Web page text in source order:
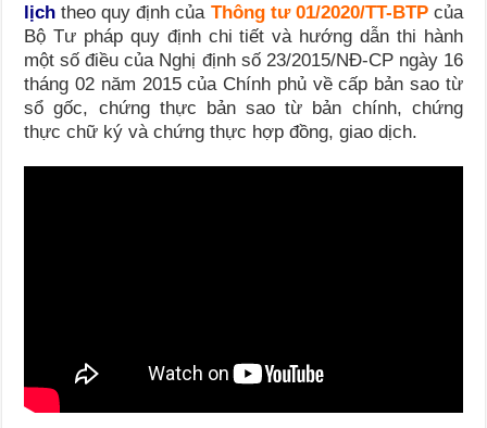
lịch theo quy định của Thông tư 01/2020/TT-BTPcủa
Bộ Tư pháp quy định chi tiết và hướng dẫn thi hành
một số điều của Nghị định số 23/2015/NĐ-CP ngày 16
tháng 02 năm 2015 của Chính phủ về cấp bản sao từ
sổ gốc, chứng thực bản sao từ bản chính, chứng
thực chữ ký và chứng thực hợp đồng, giao dịch.